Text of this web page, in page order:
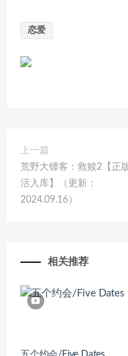
恋爱
上一篇
荒野大镖客：救赎2【正
活入库】（更新：
2024.09.16）
相关推荐